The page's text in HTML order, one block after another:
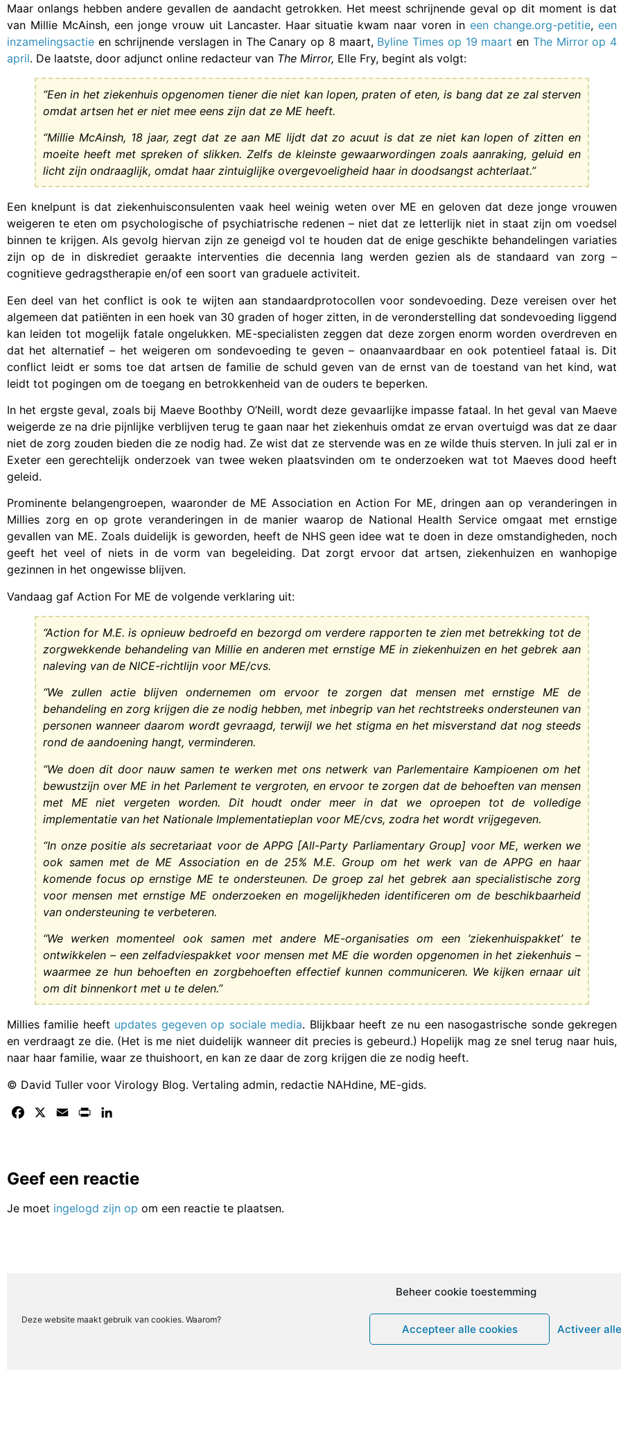
Beheer cookie toestemming
Deze website maakt gebruik van cookies. Waarom?
Accepteer alle cookies Activeer
Maar onlangs hebben andere gevallen de aandacht getrokken. Het meest schrijnende geval op dit moment is dat
van Millie McAinsh, een jonge vrouw uit Lancaster. Haar situatie kwam naar voren ineen change.org-petitie, een
inzamelingsactie en schrijnende verslagen in The Canary op 8 maart, Byline Times op 19 maart en The Mirror op 4
april. De laatste, door adjunct online redacteur van The Mirror, Elle Fry, begint als volgt:
“Een in het ziekenhuis opgenomen tiener die niet kan lopen, praten of eten, is bang dat ze zal sterven
omdat artsen het er niet mee eens zijn dat ze ME heeft.
“Millie McAinsh, 18 jaar, zegt dat ze aan ME lijdt dat zo acuut is dat ze niet kan lopen of zitten en
moeite heeft met spreken of slikken. Zelfs de kleinste gewaarwordingen zoals aanraking, geluid en
licht zijn ondraaglijk, omdat haar zintuiglijke overgevoeligheid haar in doodsangst achterlaat.”
Een knelpunt is dat ziekenhuisconsulenten vaak heel weinig weten over ME en geloven dat deze jonge vrouwen
weigeren te eten om psychologische of psychiatrische redenen – niet dat ze letterlijk niet in staat zijn om voedsel
binnen te krijgen. Als gevolg hiervan zijn ze geneigd vol te houden dat de enige geschikte behandelingen variaties
zijn op de in diskrediet geraakte interventies die decennia lang werden gezien als de standaard van zorg –
cognitieve gedragstherapie en/of een soort van graduele activiteit.
Een deel van het conflict is ook te wijten aan standaardprotocollen voor sondevoeding. Deze vereisen over het
algemeen dat patiënten in een hoek van 30 graden of hoger zitten, in de veronderstelling dat sondevoeding liggend
kan leiden tot mogelijk fatale ongelukken. ME-specialisten zeggen dat deze zorgen enorm worden overdreven en
dat het alternatief – het weigeren om sondevoeding te geven – onaanvaardbaar en ook potentieel fataal is. Dit
conflict leidt er soms toe dat artsen de familie de schuld geven van de ernst van de toestand van het kind, wat
leidt tot pogingen om de toegang en betrokkenheid van de ouders te beperken.
In het ergste geval, zoals bij Maeve Boothby O’Neill, wordt deze gevaarlijke impasse fataal. In het geval van Maeve
weigerde ze na drie pijnlijke verblijven terug te gaan naar het ziekenhuis omdat ze ervan overtuigd was dat ze daar
niet de zorg zouden bieden die ze nodig had. Ze wist dat ze stervende was en ze wilde thuis sterven. In juli zal er in
Exeter een gerechtelijk onderzoek van twee weken plaatsvinden om te onderzoeken wat tot Maeves dood heeft
geleid.
Prominente belangengroepen, waaronder de ME Association en Action For ME, dringen aan op veranderingen in
Millies zorg en op grote veranderingen in de manier waarop de National Health Service omgaat met ernstige
gevallen van ME. Zoals duidelijk is geworden, heeft de NHS geen idee wat te doen in deze omstandigheden, noch
geeft het veel of niets in de vorm van begeleiding. Dat zorgt ervoor dat artsen, ziekenhuizen en wanhopige
gezinnen in het ongewisse blijven.
Vandaag gaf Action For ME de volgende verklaring uit:
“Action for M.E. is opnieuw bedroefd en bezorgd om verdere rapporten te zien met betrekking tot de
zorgwekkende behandeling van Millie en anderen met ernstige ME in ziekenhuizen en het gebrek aan
naleving van de NICE-richtlijn voor ME/cvs.
“We zullen actie blijven ondernemen om ervoor te zorgen dat mensen met ernstige ME de
behandeling en zorg krijgen die ze nodig hebben, met inbegrip van het rechtstreeks ondersteunen van
personen wanneer daarom wordt gevraagd, terwijl we het stigma en het misverstand dat nog steeds
rond de aandoening hangt, verminderen.
“We doen dit door nauw samen te werken met ons netwerk van Parlementaire Kampioenen om het
bewustzijn over ME in het Parlement te vergroten, en ervoor te zorgen dat de behoeften van mensen
met ME niet vergeten worden. Dit houdt onder meer in dat we oproepen tot de volledige
implementatie van het Nationale Implementatieplan voor ME/cvs, zodra het wordt vrijgegeven.
“In onze positie als secretariaat voor de APPG [All-Party Parliamentary Group] voor ME, werken we
ook samen met de ME Association en de 25% M.E. Group om het werk van de APPG en haar
komende focus op ernstige ME te ondersteunen. De groep zal het gebrek aan specialistische zorg
voor mensen met ernstige ME onderzoeken en mogelijkheden identificeren om de beschikbaarheid
van ondersteuning te verbeteren.
“We werken momenteel ook samen met andere ME-organisaties om een ‘ziekenhuispakket’ te
ontwikkelen – een zelfadviespakket voor mensen met ME die worden opgenomen in het ziekenhuis –
waarmee ze hun behoeften en zorgbehoeften effectief kunnen communiceren. We kijken ernaar uit
om dit binnenkort met u te delen.”
Millies familie heeft updates gegeven op sociale media. Blijkbaar heeft ze nu een nasogastrische sonde gekregen
en verdraagt ze die. (Het is me niet duidelijk wanneer dit precies is gebeurd.) Hopelijk mag ze snel terug naar huis,
naar haar familie, waar ze thuishoort, en kan ze daar de zorg krijgen die ze nodig heeft.
© David Tuller voor Virology Blog. Vertaling admin, redactie NAHdine, ME-gids.
Facebook Email Print
Geef een reactie
Je moet ingelogd zijn op om een reactie te plaatsen.